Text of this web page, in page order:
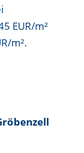
EUR/m²
m².